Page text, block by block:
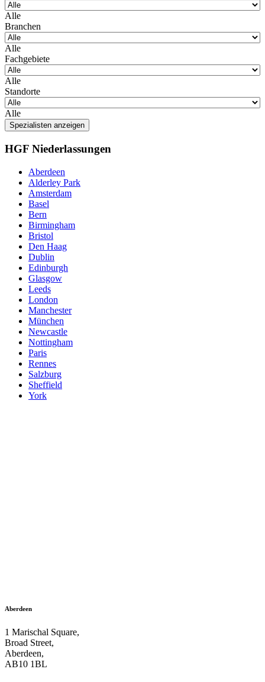
Alle
Branchen
Alle
Fachgebiete
Alle
Standorte
Alle
Spezialisten anzeigen
HGF Niederlassungen
Aberdeen
Alderley Park
Amsterdam
Basel
Bern
Birmingham
Bristol
Den Haag
Dublin
Edinburgh
Glasgow
Leeds
London
Manchester
München
Newcastle
Nottingham
Paris
Rennes
Salzburg
Sheffield
York
Aberdeen
1 Marischal Square,
Broad Street,
Aberdeen,
AB10 1BL